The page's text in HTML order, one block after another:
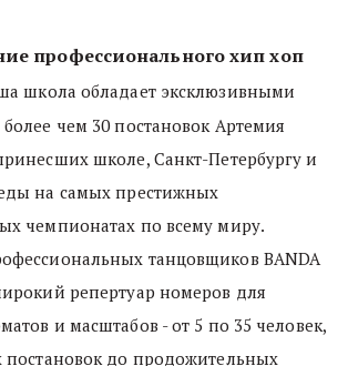
профессионального хип хоп
школа обладает эксклюзивными
чем 30 постановок Артемия
школе, Санкт-Петербургу и
на самых престижных
чемпионатах по всему миру.
танцовщиков BANDA
репертуар номеров для
и масштабов - от 5 по 35 человек,
постановок до продожительных